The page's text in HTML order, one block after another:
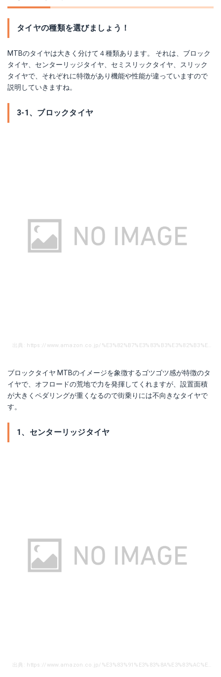
タイヤの種類を選びましょう！
MTBのタイヤは大きく分けて４種類あります。 それは、ブロック
タイヤ、センターリッジタイヤ、セミスリックタイヤ、スリック
タイヤで、それぞれに特徴があり機能や性能が違っていますので
説明していきますね。
3-1、ブロックタイヤ
ブロックタイヤ MTBのイメージを象徴するゴツゴツ感が特徴のタ
イヤで、オフロードの荒地で力を発揮してくれますが、設置面積
が大きくペダリングが重くなるので街乗りには不向きなタイヤで
す。
1、センターリッジタイヤ